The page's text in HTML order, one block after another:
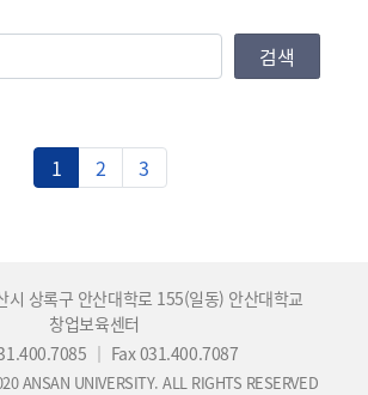
검색
1 2 3
시 상록구 안산대학로 155(일동) 안산대학교
창업보육센터
｜ Fax 031.400.7087
ANSAN UNIVERSITY. ALL RIGHTS RESERVED